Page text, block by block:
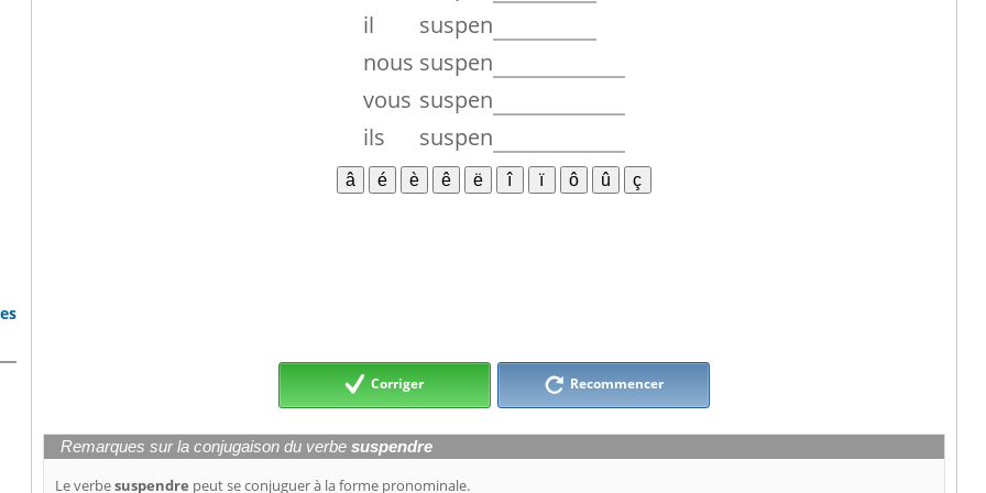
il
suspen
nous suspen
vous suspen
ils
suspen
Corriger Recommencer
Remarques sur la conjugaison du verbesuspendre
Le verbesuspendre peut se conjuguer à la forme pronominale.